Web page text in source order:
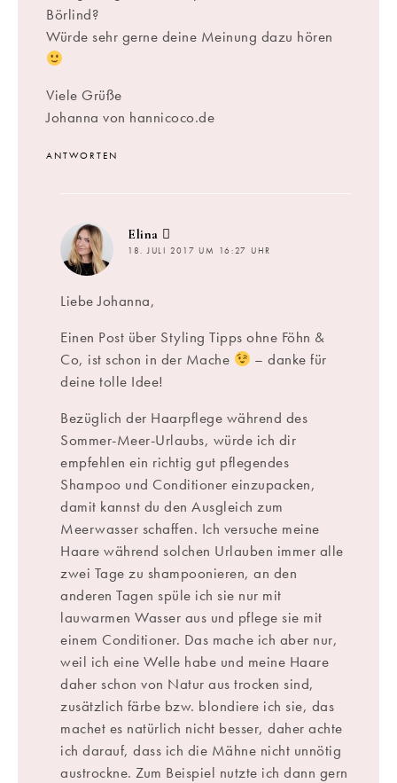
Börlind?
Würde sehr gerne deine Meinung dazu hören
Viele Grüße
Johanna von hannicoco.de
ANTWORTEN
Elina
18. JULI 2017 UM 16:27 UHR
Liebe Johanna,
Einen Post über Styling Tipps ohne Föhn &
Co, ist schon in der Mache
– danke für
deine tolle Idee!
Bezüglich der Haarpflege während des
Sommer-Meer-Urlaubs, würde ich dir
empfehlen ein richtig gut pflegendes
Shampoo und Conditioner einzupacken,
damit kannst du den Ausgleich zum
Meerwasser schaffen. Ich versuche meine
Haare während solchen Urlauben immer alle
zwei Tage zu shampoonieren, an den
anderen Tagen spüle ich sie nur mit
lauwarmen Wasser aus und pflege sie mit
einem Conditioner. Das mache ich aber nur,
weil ich eine Welle habe und meine Haare
daher schon von Natur aus trocken sind,
zusätzlich färbe bzw. blondiere ich sie, das
machet es natürlich nicht besser, daher achte
ich darauf, dass ich die Mähne nicht unnötig
austrockne. Zum Beispiel nutzte ich dann gern